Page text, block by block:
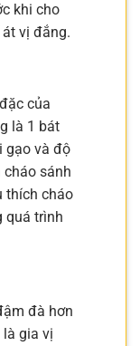
khi cho
vị đắng.
của
là 1 bát
gạo và độ
cháo sánh
thích cháo
quá trình
đà hơn
gia vị